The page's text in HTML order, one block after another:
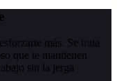
más. Se trata
que te mantienen
sin la jerga